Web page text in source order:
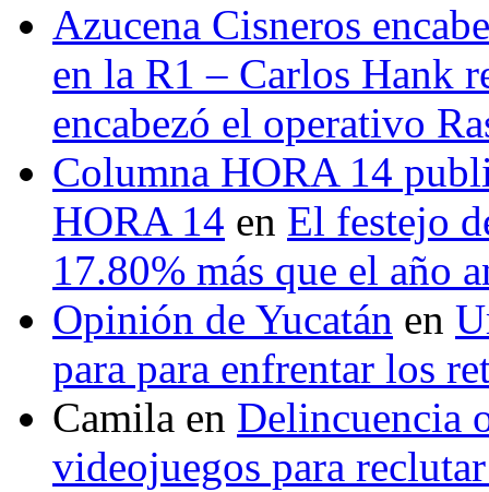
Azucena Cisneros
en la R1 – Carlos Hank
encabezó el operativo
Columna HORA 14
HORA 14 en El festejo
17.80% más que el año
Opinión de Yucatán en
para para enfrentar los
Camila en Delincuencia
videojuegos para